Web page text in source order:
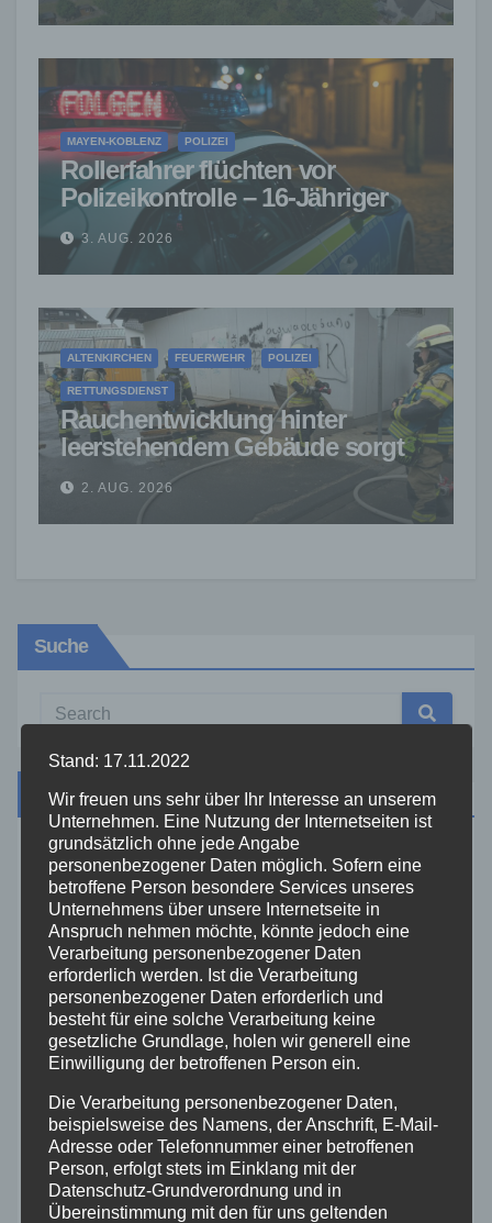
MAYEN-KOBLENZ POLIZEI
Rollerfahrer flüchten vor
Polizeikontrolle – 16-Jähriger
nach Verfolgung gestoppt
3. AUG. 2026
ALTENKIRCHEN FEUERWEHR POLIZEI
RETTUNGSDIENST
Rauchentwicklung hinter
leerstehendem Gebäude sorgt
für Feuerwehreinsatz
2. AUG. 2026
Suche
Kategorien
Aktuelles
Allgemein
Altenkirchen
Bundespolizei
Feuerwehr
Hilfsorganisationen
Mayen-Koblenz
Stand: 17.11.2022
Wir freuen uns sehr über Ihr Interesse an unserem
Unternehmen. Eine Nutzung der Internetseiten ist
grundsätzlich ohne jede Angabe
personenbezogener Daten möglich. Sofern eine
betroffene Person besondere Services unseres
Unternehmens über unsere Internetseite in
Anspruch nehmen möchte, könnte jedoch eine
Verarbeitung personenbezogener Daten
erforderlich werden. Ist die Verarbeitung
personenbezogener Daten erforderlich und
besteht für eine solche Verarbeitung keine
gesetzliche Grundlage, holen wir generell eine
Einwilligung der betroffenen Person ein.
Die Verarbeitung personenbezogener Daten,
beispielsweise des Namens, der Anschrift, E-Mail-
Adresse oder Telefonnummer einer betroffenen
Person, erfolgt stets im Einklang mit der
Datenschutz-Grundverordnung und in
Übereinstimmung mit den für uns geltenden